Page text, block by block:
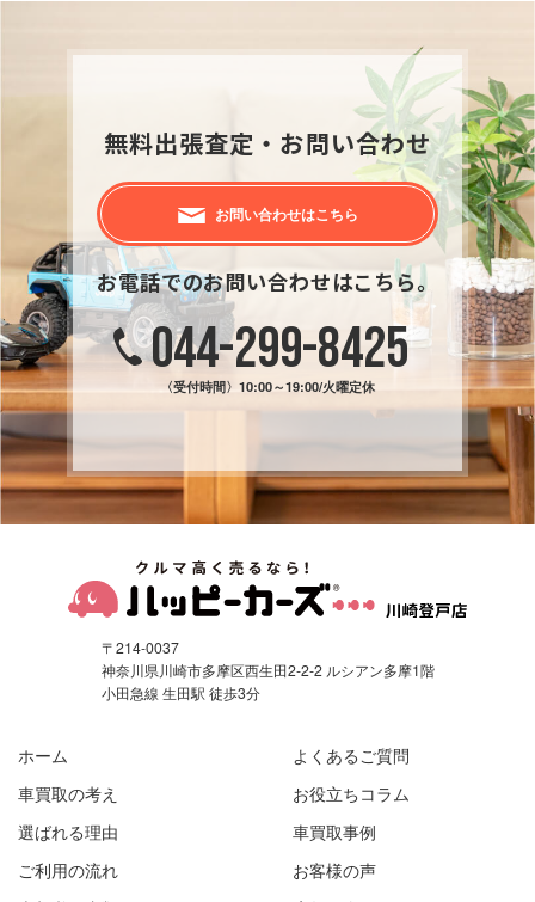
無料出張査定・お問い合わせ
お問い合わせはこちら
お電話でのお問い合わせはこちら。
044-299-8425
〈受付時間〉 10:00～19:00/火曜定休
〒214-0037
神奈川県川崎市多摩区西生田2-2-2 ルシアン多摩1階
小田急線 生田駅 徒歩3分
ホーム
車買取の考え
選ばれる理由
ご利用の流れ
よくあるご質問
お役立ちコラム
車買取事例
お客様の声